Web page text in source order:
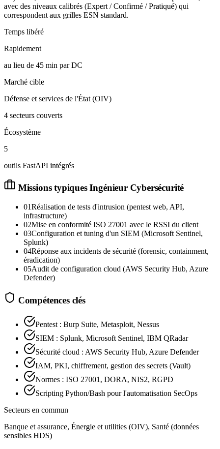
avec des niveaux calibrés (Expert / Confirmé / Pratiqué) qui
correspondent aux grilles ESN standard.
Temps libéré
Rapidement
au lieu de 45 min par DC
Marché cible
Défense et services de l'État (OIV)
4 secteurs couverts
Écosystème
5
outils FastAPI intégrés
Missions typiquesIngénieur Cybersécurité
01Réalisation de tests d'intrusion (pentest web, API,
infrastructure)
02Mise en conformité ISO 27001 avec le RSSI du client
03Configuration et tuning d'un SIEM (Microsoft Sentinel,
Splunk)
04Réponse aux incidents de sécurité (forensic, containment,
éradication)
05Audit de configuration cloud (AWS Security Hub, Azure
Defender)
Compétences clés
Pentest : Burp Suite, Metasploit, Nessus
SIEM : Splunk, Microsoft Sentinel, IBM QRadar
Sécurité cloud : AWS Security Hub, Azure Defender
IAM, PKI, chiffrement, gestion des secrets (Vault)
Normes : ISO 27001, DORA, NIS2, RGPD
Scripting Python/Bash pour l'automatisation SecOps
Secteurs en commun
Banque et assurance, Énergie et utilities (OIV), Santé (données
sensibles HDS)